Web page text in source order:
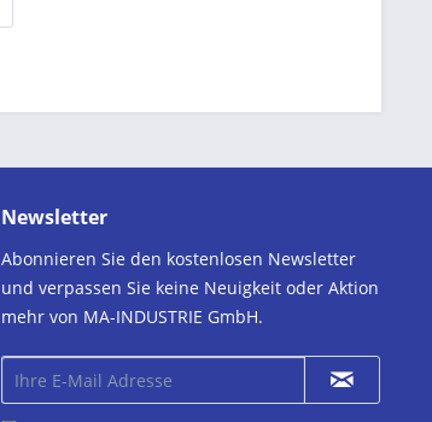
Newsletter
Abonnieren Sie den kostenlosen Newsletter
und verpassen Sie keine Neuigkeit oder Aktion
mehr von MA-INDUSTRIE GmbH.